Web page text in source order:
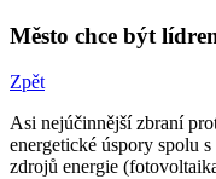
Město chce být
Zpět
Asi nejúčinnější zbraní
energetické úspory spolu
zdrojů energie